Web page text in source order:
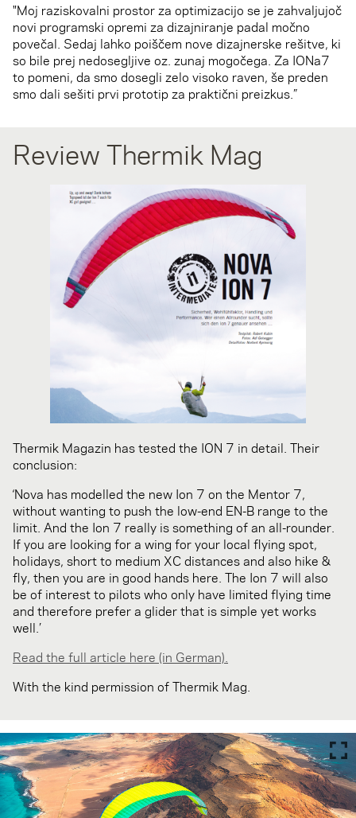
"Moj raziskovalni prostor za optimizacijo se je zahvaljujoč
novi programski opremi za dizajniranje padal močno
povečal. Sedaj lahko poiščem nove dizajnerske rešitve, ki
so bile prej nedosegljive oz. zunaj mogočega. Za IONa7
to pomeni, da smo dosegli zelo visoko raven, še preden
smo dali sešiti prvi prototip za praktični preizkus.”
Review Thermik Mag
Thermik Magazin has tested the ION 7 in detail. Their
conclusion:
‘Nova has modelled the new Ion 7 on the Mentor 7,
without wanting to push the low-end EN-B range to the
limit. And the Ion 7 really is something of an all-rounder.
If you are looking for a wing for your local flying spot,
holidays, short to medium XC distances and also hike &
fly, then you are in good hands here. The Ion 7 will also
be of interest to pilots who only have limited flying time
and therefore prefer a glider that is simple yet works
well.’
Read the full article here (in German).
With the kind permission of Thermik Mag.